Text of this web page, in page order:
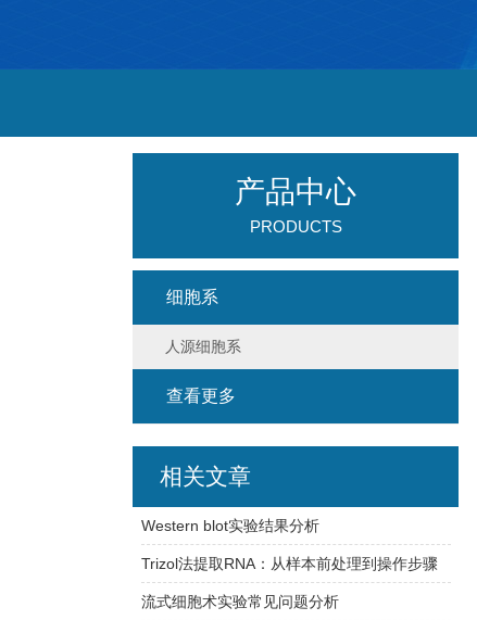
产品中心
PRODUCTS
细胞系
人源细胞系
查看更多
相关文章
Western blot实验结果分析
Trizol法提取RNA：从样本前处理到操作步骤
流式细胞术实验常见问题分析